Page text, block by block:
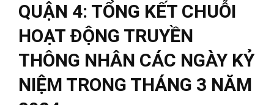
QUẬN 4: TỔNG KẾT CHUỖI
HOẠT ĐỘNG TRUYỀN
THÔNG NHÂN CÁC NGÀY KỶ
NIỆM TRONG THÁNG 3 NĂM